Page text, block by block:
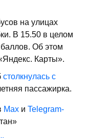
на улицах
В 15.50 в целом
Об этом
Карты».
столкнулась с
пассажирка.
Max и Telegram-